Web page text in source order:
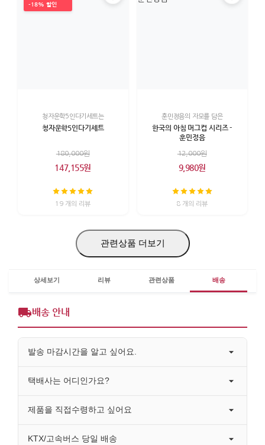
-18% 할인
청자운학5인다기세트는
청자운학5인다기세트
180,000원
147,155원
19 개의 리뷰
훈민정음의 자모를 담은
한국의 아침 머그컵 시리즈 -
훈민정음
12,000원
9,980원
8 개의 리뷰
관련상품 더보기
상세보기 리뷰 관련상품 배송
배송 안내
발송 마감시간을 알고 싶어요.
택배사는 어디인가요?
제품을 직접수령하고 싶어요
KTX/고속버스 당일 배송